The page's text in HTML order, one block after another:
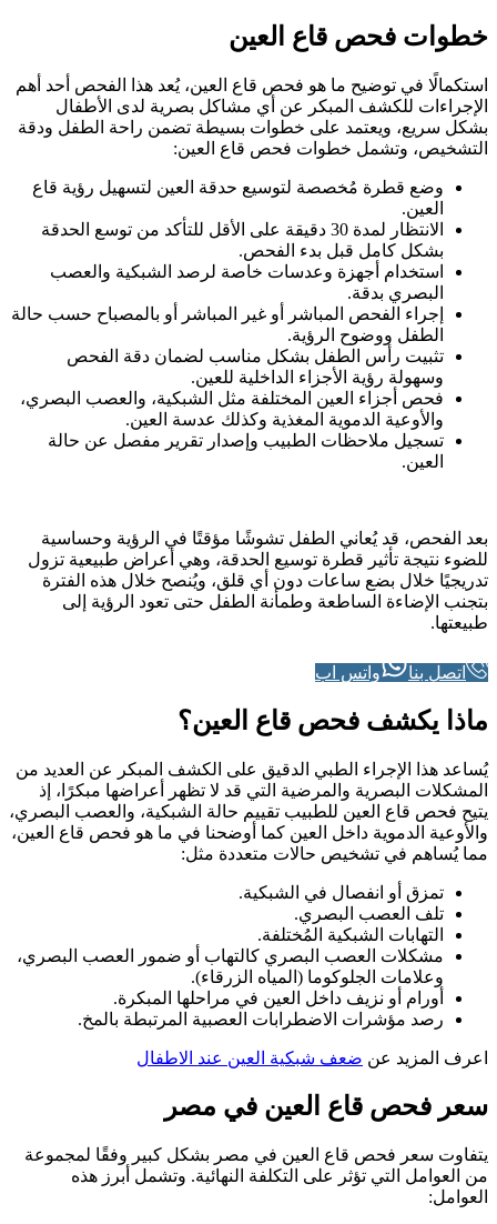
خطوات فحص قاع العين
استكمالًا في توضيح ما هو فحص قاع العين، يُعد هذا الفحص أحد أهم
الإجراءات للكشف المبكر عن أي مشاكل بصرية لدى الأطفال
بشكل سريع، ويعتمد على خطوات بسيطة تضمن راحة الطفل ودقة
التشخيص، وتشمل خطوات فحص قاع العين:
وضع قطرة مُخصصة لتوسيع حدقة العين لتسهيل رؤية قاع
العين.
الانتظار لمدة 30 دقيقة على الأقل للتأكد من توسع الحدقة
بشكل كامل قبل بدء الفحص.
استخدام أجهزة وعدسات خاصة لرصد الشبكية والعصب
البصري بدقة.
إجراء الفحص المباشر أو غير المباشر أو بالمصباح حسب حالة
الطفل ووضوح الرؤية.
تثبيت رأس الطفل بشكل مناسب لضمان دقة الفحص
وسهولة رؤية الأجزاء الداخلية للعين.
فحص أجزاء العين المختلفة مثل الشبكية، والعصب البصري،
والأوعية الدموية المغذية وكذلك عدسة العين.
تسجيل ملاحظات الطبيب وإصدار تقرير مفصل عن حالة
العين.
بعد الفحص، قد يُعاني الطفل تشوشًا مؤقتًا في الرؤية وحساسية
للضوء نتيجة تأثير قطرة توسيع الحدقة، وهي أعراض طبيعية تزول
تدريجيًا خلال بضع ساعات دون أي قلق، ويُنصح خلال هذه الفترة
بتجنب الإضاءة الساطعة وطمأنة الطفل حتى تعود الرؤية إلى
طبيعتها.
اتصل بنا واتس اب
ماذا يكشف فحص قاع العين؟
يُساعد هذا الإجراء الطبي الدقيق على الكشف المبكر عن العديد من
المشكلات البصرية والمرضية التي قد لا تظهر أعراضها مبكرًا، إذ
يتيح فحص قاع العين للطبيب تقييم حالة الشبكية، والعصب البصري،
والأوعية الدموية داخل العين كما أوضحنا في ما هو فحص قاع العين،
مما يُساهم في تشخيص حالات متعددة مثل:
تمزق أو انفصال في الشبكية.
تلف العصب البصري.
التهابات الشبكية المُختلفة.
مشكلات العصب البصري كالتهاب أو ضمور العصب البصري،
وعلامات الجلوكوما (المياه الزرقاء).
أورام أو نزيف داخل العين في مراحلها المبكرة.
رصد مؤشرات الاضطرابات العصبية المرتبطة بالمخ.
اعرف المزيد عن ضعف شبكية العين عند الاطفال
سعر فحص قاع العين في مصر
يتفاوت سعر فحص قاع العين في مصر بشكل كبير وفقًا لمجموعة
من العوامل التي تؤثر على التكلفة النهائية. وتشمل أبرز هذه
العوامل: